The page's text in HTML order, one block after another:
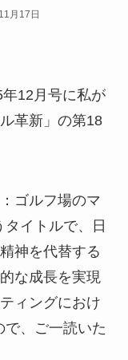
月17日
年12月号に私が
革新」の第18
ゴルフ場のマ
イトルで、日
神を代替する
な成長を実現
ィングにおけ
で、ご一読いた